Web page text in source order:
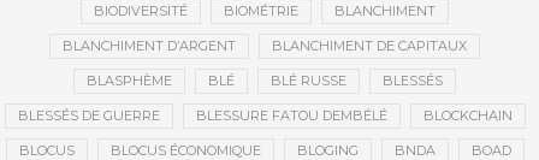
BIODIVERSITÉ BIOMÉTRIE BLANCHIMENT
BLANCHIMENT D’ARGENT BLANCHIMENT DE CAPITAUX
BLASPHÈME BLÉ BLÉ RUSSE BLESSÉS
BLESSÉS DE GUERRE BLESSURE FATOU DEMBÉLÉ BLOCKCHAIN
BLOCUS BLOCUS ÉCONOMIQUE BLOGING BNDA BOAD